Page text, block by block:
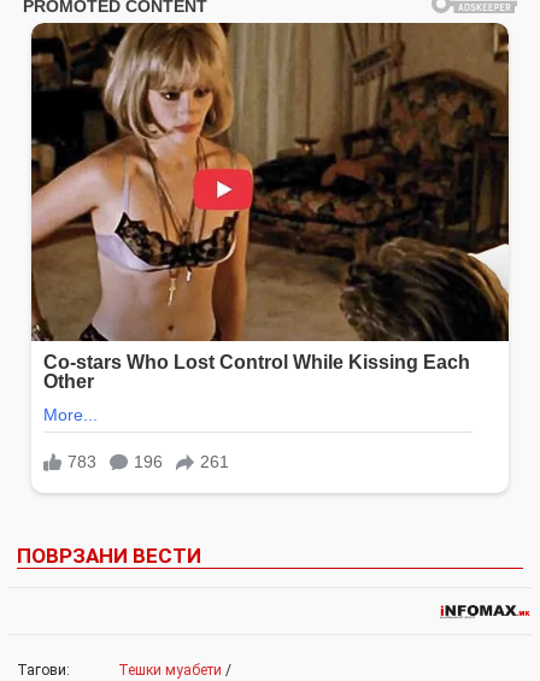
ПОВРЗАНИ ВЕСТИ
Тагови: Тешки муабети /